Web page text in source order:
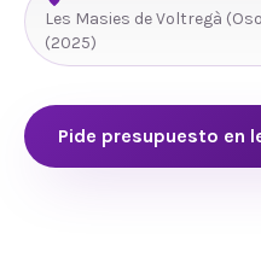
Les Masies de Voltregà (
(2025)
Pide presupuesto en